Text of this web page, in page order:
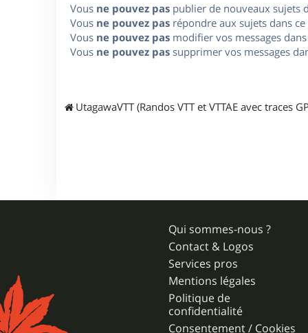
Vous ne pouvez pas publier de nouveaux sujets
Vous ne pouvez pas répondre aux sujets dans
Vous ne pouvez pas modifier vos messages
Vous ne pouvez pas supprimer vos messages
UtagawaVTT (Randos VTT et VTTAE avec traces
Qui sommes-nous ?
Contact & Logos
Services pros
Mentions légales
Politique de
confidentialité
Consentement / Cookies